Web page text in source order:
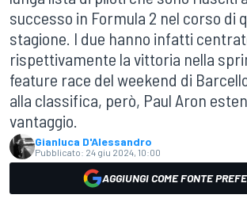
successo in Formula 2 nel corso di
stagione. I due hanno infatti
rispettivamente la vittoria nella
feature race del weekend di
alla classifica, però, Paul Aron
vantaggio.
Gianluca D'Alessandro
Pubblicato: 24 giu 2024, 10:00
AGGIUNGI COME FONTE